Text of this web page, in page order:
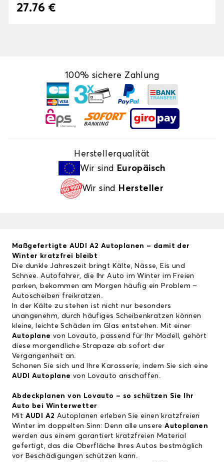
27.76 €
100% sichere Zahlung
Herstellerqualität
Wir sind
Europäisch
Wir sind Hersteller
Maßgefertigte AUDI A2 Autoplanen – damit der
Winter kratzfrei bleibt
Die dunkle Jahreszeit bringt Kälte, Nässe, Eis und
Schnee. Autofahrer, die Ihr Auto im Winter im Freien
parken, bekommen am Morgen häufig ein Problem –
Autoscheiben freikratzen.
In der Kälte zu stehen ist nicht nur besonders
unangenehm, durch häufiges Scheibenkratzen können
kleine, leichte Schäden im Glas entstehen. Mit einer
Autoplane von Lovauto, passend für Ihr Modell, gehört
diese morgendliche Strapaze ab sofort der
Vergangenheit an.
Schonen Sie sich und Ihre Karosserie, indem Sie sich eine
AUDI Autoplane von Lovauto anschaffen.
Abdeckplanen von Lovauto – so schützen Sie Ihr
Auto bei Winterwetter
Mit AUDI A2 Autoplanen erleben Sie einen kratzfreien
Winter im doppelten Sinn: Denn alle unsereAutoplanen
werden aus einem garantiert kratzfreien Material
gefertigt, das die Oberfläche Ihres Autos bestmöglich
vor Beschädigungen schützen kann.